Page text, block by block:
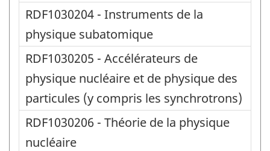
RDF1030204 - Instruments de la
physique subatomique
RDF1030205 - Accélérateurs de
physique nucléaire et de physique des
particules (y compris les synchrotrons)
RDF1030206 - Théorie de la physique
nucléaire